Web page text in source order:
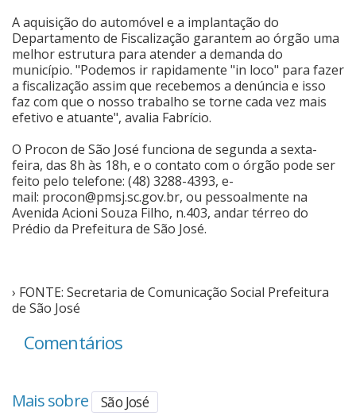
A aquisição do automóvel e a implantação do
Departamento de Fiscalização garantem ao órgão uma
melhor estrutura para atender a demanda do
município. "Podemos ir rapidamente "in loco" para fazer
a fiscalização assim que recebemos a denúncia e isso
faz com que o nosso trabalho se torne cada vez mais
efetivo e atuante", avalia Fabrício.
O Procon de São José funciona de segunda a sexta-
feira, das 8h às 18h, e o contato com o órgão pode ser
feito pelo telefone: (48) 3288-4393, e-
mail: procon@pmsj.sc.gov.br, ou pessoalmente na
Avenida Acioni Souza Filho, n.403, andar térreo do
Prédio da Prefeitura de São José.
› FONTE: Secretaria de Comunicação Social Prefeitura
de São José
Comentários
Mais sobre São José